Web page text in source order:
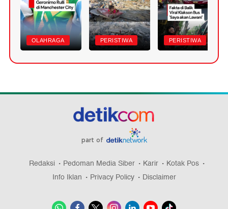
OLAHRAGA PERISTIWA PERISTIWA
part of
Redaksi Pedoman Media Siber Karir
Kotak Pos
Info Iklan
Privacy Policy Disclaimer